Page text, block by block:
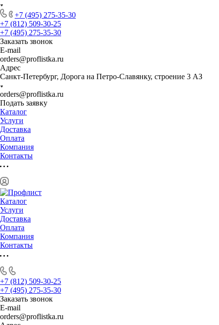
+7 (495) 275-35-30
+7 (812) 509-30-25
+7 (495) 275-35-30
Заказать звонок
E-mail
orders@proflistka.ru
Адрес
Санкт-Петербург, Дорога на Петро-Славянку, строение 3 АЗ
orders@proflistka.ru
Подать заявку
Каталог
Услуги
Доставка
Оплата
Компания
Контакты
Каталог
Услуги
Доставка
Оплата
Компания
Контакты
+7 (812) 509-30-25
+7 (495) 275-35-30
Заказать звонок
E-mail
orders@proflistka.ru